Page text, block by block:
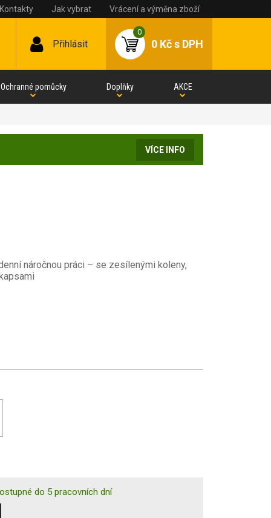
Kontakty Jak vybrat Vrácení a výměna zboží
Přihlásit
0
0 Kčs DPH
Ochranné pomůcky Doplňky AKCE
VÍCE INFO
náročnou práci – se zesílenými koleny,
do 5 pracovních dní